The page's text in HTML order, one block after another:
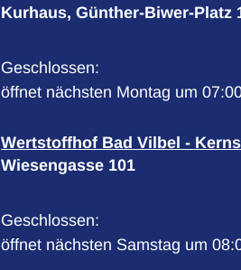
Kurhaus, Günther-Biwer-Platz
Klicken, um weitere Öffnungs-
Geschlossen:
öffnet nächsten Montag um
Wertstoffhof Bad Vilbel -
Wiesengasse 101
Klicken, um weitere Öffnungs-
Geschlossen:
öffnet nächsten Samstag um